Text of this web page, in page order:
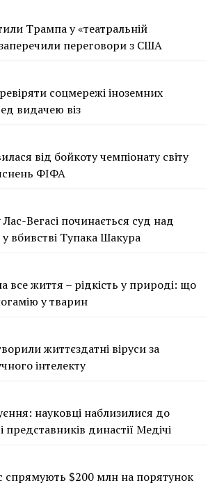
Трампа у «театральній
переговори з США
соцмережі іноземних
видачею віз
від бойкоту чемпіонату світу
ФІФА
Лас-Вегасі починається суд над
вбивстві Тупака Шакура
все життя – рідкість у природі: що
у тварин
життєздатні віруси за
інтелекту
науковці наблизилися до
представників династії Медічі
спрямують $200 млн на порятунок